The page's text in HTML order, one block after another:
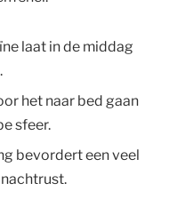
laat in de middag
het naar bed gaan
sfeer.
bevordert een veel